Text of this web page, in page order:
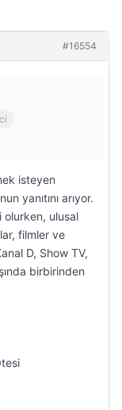
#16554
isteyen
yanıtını arıyor.
olurken, ulusal
filmler ve
D, Show TV,
birbirinden